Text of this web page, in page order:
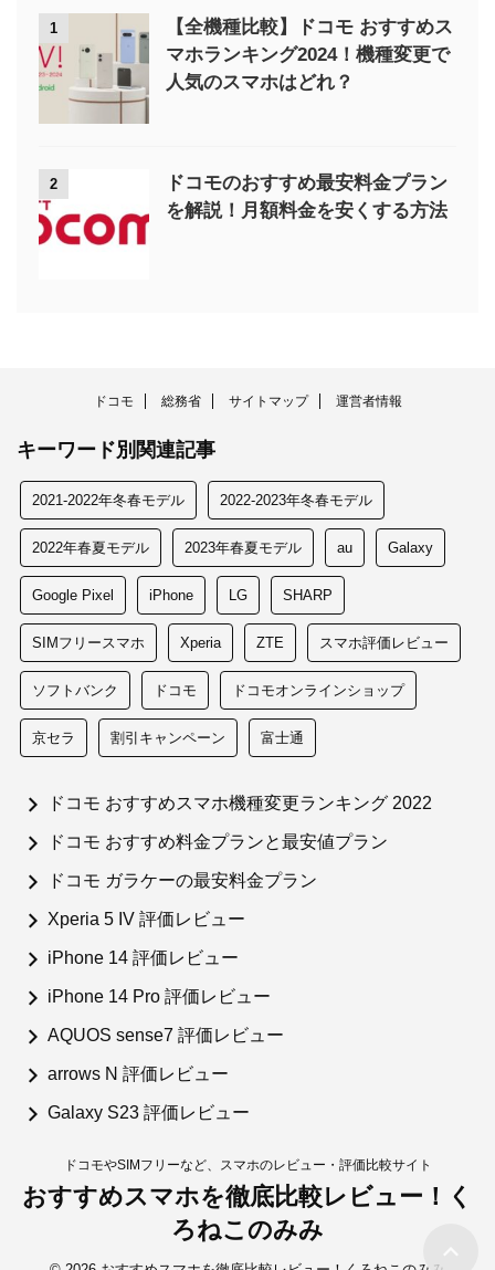
1
【全機種比較】ドコモ おすすめス
マホランキング2024！機種変更で
人気のスマホはどれ？
2
ドコモのおすすめ最安料金プラン
を解説！月額料金を安くする方法
ドコモ 総務省 サイトマップ 運営者情報
キーワード別関連記事
2021-2022年冬春モデル 2022-2023年冬春モデル
2022年春夏モデル 2023年春夏モデル au Galaxy
Google Pixel iPhone LG SHARP
SIMフリースマホ Xperia ZTE スマホ評価レビュー
ソフトバンク ドコモ ドコモオンラインショップ
京セラ 割引キャンペーン 富士通
ドコモ おすすめスマホ機種変更ランキング 2022
ドコモ おすすめ料金プランと最安値プラン
ドコモ ガラケーの最安料金プラン
Xperia 5 IV 評価レビュー
iPhone 14 評価レビュー
iPhone 14 Pro 評価レビュー
AQUOS sense7 評価レビュー
arrows N 評価レビュー
Galaxy S23 評価レビュー
ドコモやSIMフリーなど、スマホのレビュー・評価比較サイト
おすすめスマホを徹底比較レビュー！く
ろねこのみみ